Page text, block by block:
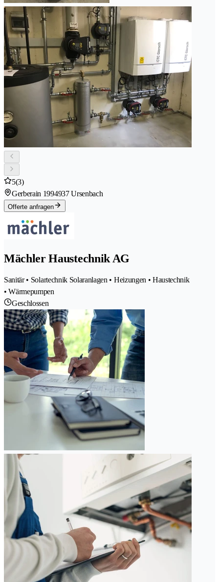
5(3)
Gerberain 1994937 Ursenbach
Offerte anfragen
Mächler Haustechnik AG
Sanitär • Solartechnik Solaranlagen • Heizungen • Haustechnik
• Wärmepumpen
Geschlossen